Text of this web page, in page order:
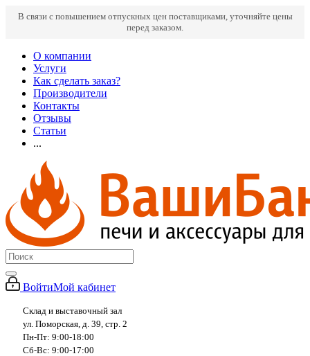
В связи с повышением отпускных цен поставщиками, уточняйте цены
перед заказом.
О компании
Услуги
Как сделать заказ?
Производители
Контакты
Отзывы
Статьи
...
ВойтиМой кабинет
Склад и выставочный зал
ул. Поморская, д. 39, стр. 2
Пн-Пт: 9:00-18:00
Сб-Вс: 9:00-17:00